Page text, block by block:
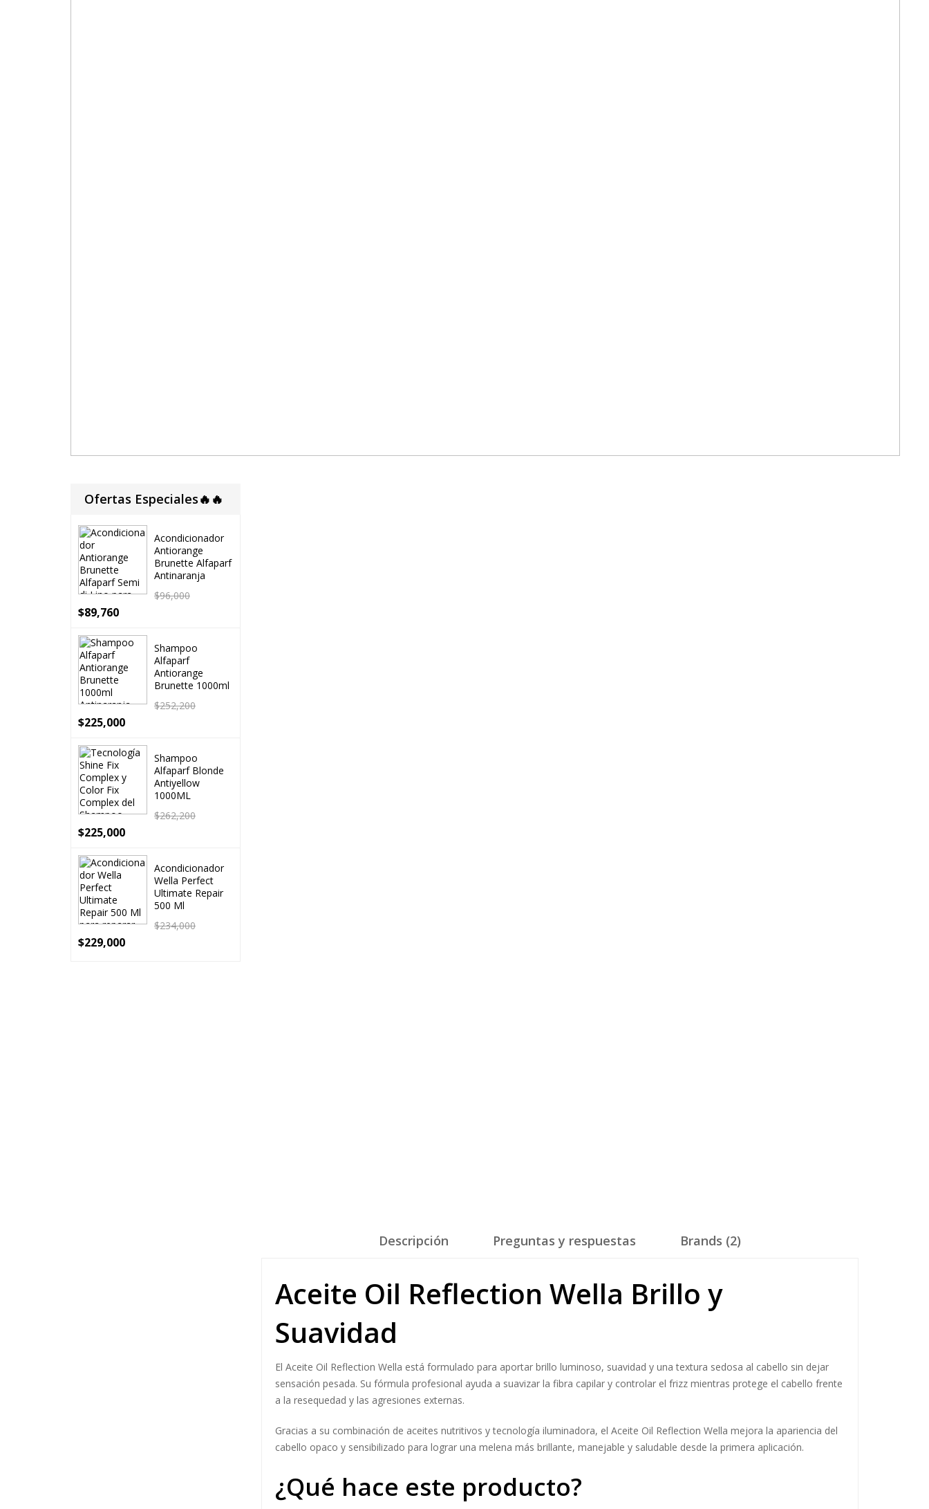
Descripción Preguntas y respuestas Brands (2)
Aceite Oil Reflection Wella Brillo y
Suavidad
El Aceite Oil Reflection Wella está formulado para aportar brillo luminoso, suavidad y una textura sedosa al cabello sin dejar
sensación pesada. Su fórmula profesional ayuda a suavizar la fibra capilar y controlar el frizz mientras protege el cabello frente
a la resequedad y las agresiones externas.
Gracias a su combinación de aceites nutritivos y tecnología iluminadora, el Aceite Oil Reflection Wella mejora la apariencia del
cabello opaco y sensibilizado para lograr una melena más brillante, manejable y saludable desde la primera aplicación.
¿Qué hace este producto?
Ofertas Especiales🔥🔥
Acondicionador
Antiorange
Brunette Alfaparf
Antinaranja
$96,000
$89,760
Shampoo
Alfaparf
Antiorange
Brunette 1000ml
$252,200
$225,000
Shampoo
Alfaparf Blonde
Antiyellow
1000ML
$262,200
$225,000
Acondicionador
Wella Perfect
Ultimate Repair
500 Ml
$234,000
$229,000